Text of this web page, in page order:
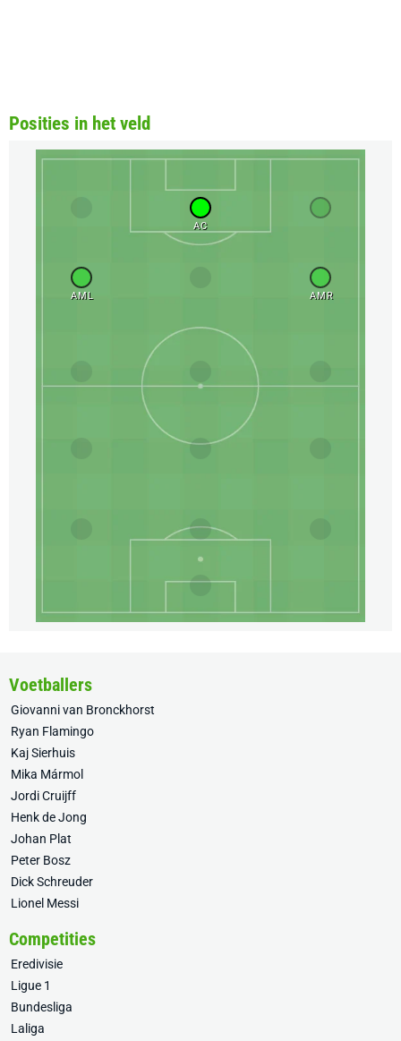
Posities in het veld
AC
AML AMR
Voetballers
Giovanni van Bronckhorst
Ryan Flamingo
Kaj Sierhuis
Mika Mármol
Jordi Cruijff
Henk de Jong
Johan Plat
Peter Bosz
Dick Schreuder
Lionel Messi
Competities
Eredivisie
Ligue 1
Bundesliga
Laliga